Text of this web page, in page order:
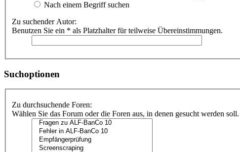
Nach einem Begriff suchen
Zu suchender Autor:
Benutzen Sie ein * als Platzhalter für teilweise Übereinstimmungen.
Suchoptionen
Zu durchsuchende Foren:
Wählen Sie das Forum oder die Foren aus, in denen gesucht werden